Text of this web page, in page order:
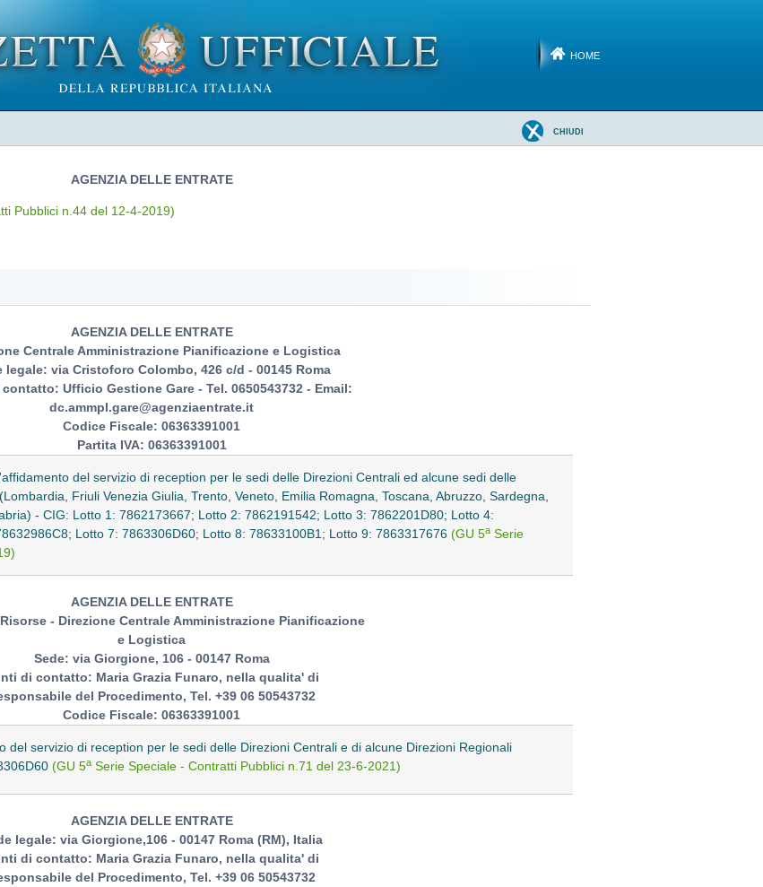
HOME
CHIUDI
AGENZIA DELLE ENTRATE
Pubblici n.44 del 12-4-2019)
AGENZIA DELLE ENTRATE
Centrale Amministrazione Pianificazione e Logistica
legale: via Cristoforo Colombo, 426 c/d - 00145 Roma
Ufficio Gestione Gare - Tel. 0650543732 - Email:
dc.ammpl.gare@agenziaentrate.it
Codice Fiscale: 06363391001
Partita IVA: 06363391001
del servizio di reception per le sedi delle Direzioni Centrali ed alcune sedi delle
Friuli Venezia Giulia, Trento, Veneto, Emilia Romagna, Toscana, Abruzzo, Sardegna,
- CIG: Lotto 1: 7862173667; Lotto 2: 7862191542; Lotto 3: 7862201D80; Lotto 4:
Lotto 7: 7863306D60; Lotto 8: 78633100B1; Lotto 9: 7863317676 (GU 5a Serie
AGENZIA DELLE ENTRATE
- Direzione Centrale Amministrazione Pianificazione
e Logistica
Sede: via Giorgione, 106 - 00147 Roma
di contatto: Maria Grazia Funaro, nella qualita' di
del Procedimento, Tel. +39 06 50543732
Codice Fiscale: 06363391001
del servizio di reception per le sedi delle Direzioni Centrali e di alcune Direzioni Regionali
(GU 5a Serie Speciale - Contratti Pubblici n.71 del 23-6-2021)
AGENZIA DELLE ENTRATE
legale: via Giorgione,106 - 00147 Roma (RM), Italia
di contatto: Maria Grazia Funaro, nella qualita' di
del Procedimento, Tel. +39 06 50543732